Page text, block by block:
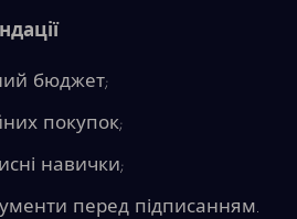
бюджет;
покупок;
навички;
перед підписанням.